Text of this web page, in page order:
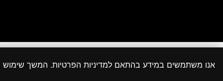
יתכנו מקרים שבהם לא הצלחנו לאתר את המקור או שהוא אינו ידוע והתכנים פורסמו בהתאם
אנו משתמשים במידע בהתאם למדיניות הפרטיות. המשך